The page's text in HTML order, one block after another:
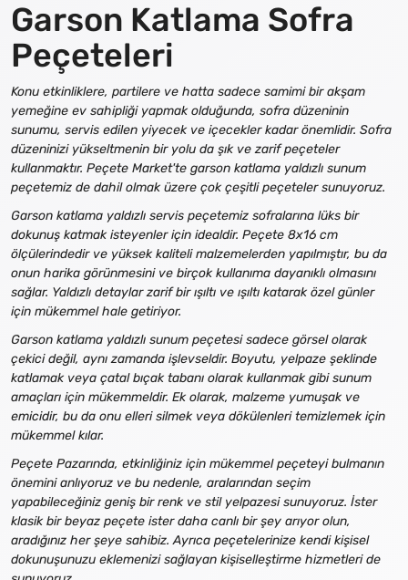
Garson Katlama Sofra
Peçeteleri
Konu etkinliklere, partilere ve hatta sadece samimi bir akşam
yemeğine ev sahipliği yapmak olduğunda, sofra düzeninin
sunumu, servis edilen yiyecek ve içecekler kadar önemlidir. Sofra
düzeninizi yükseltmenin bir yolu da şık ve zarif peçeteler
kullanmaktır. Peçete Market'te garson katlama yaldızlı sunum
peçetemiz de dahil olmak üzere çok çeşitli peçeteler sunuyoruz.
Garson katlama yaldızlı servis peçetemiz sofralarına lüks bir
dokunuş katmak isteyenler için idealdir. Peçete 8x16 cm
ölçülerindedir ve yüksek kaliteli malzemelerden yapılmıştır, bu da
onun harika görünmesini ve birçok kullanıma dayanıklı olmasını
sağlar. Yaldızlı detaylar zarif bir ışıltı ve ışıltı katarak özel günler
için mükemmel hale getiriyor.
Garson katlama yaldızlı sunum peçetesi sadece görsel olarak
çekici değil, aynı zamanda işlevseldir. Boyutu, yelpaze şeklinde
katlamak veya çatal bıçak tabanı olarak kullanmak gibi sunum
amaçları için mükemmeldir. Ek olarak, malzeme yumuşak ve
emicidir, bu da onu elleri silmek veya dökülenleri temizlemek için
mükemmel kılar.
Peçete Pazarında, etkinliğiniz için mükemmel peçeteyi bulmanın
önemini anlıyoruz ve bu nedenle, aralarından seçim
yapabileceğiniz geniş bir renk ve stil yelpazesi sunuyoruz. İster
klasik bir beyaz peçete ister daha canlı bir şey arıyor olun,
aradığınız her şeye sahibiz. Ayrıca peçetelerinize kendi kişisel
dokunuşunuzu eklemenizi sağlayan kişiselleştirme hizmetleri de